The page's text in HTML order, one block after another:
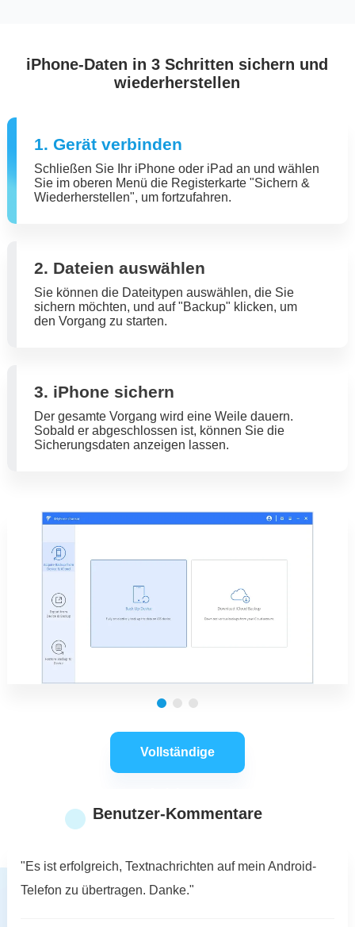
iPhone-Daten in 3 Schritten sichern und
wiederherstellen
1. Gerät verbinden
Schließen Sie Ihr iPhone oder iPad an und wählen
Sie im oberen Menü die Registerkarte "Sichern &
Wiederherstellen", um fortzufahren.
2. Dateien auswählen
Sie können die Dateitypen auswählen, die Sie
sichern möchten, und auf "Backup" klicken, um
den Vorgang zu starten.
3. iPhone sichern
Der gesamte Vorgang wird eine Weile dauern.
Sobald er abgeschlossen ist, können Sie die
Sicherungsdaten anzeigen lassen.
Vollständige
Benutzer-Kommentare
"Es ist erfolgreich, Textnachrichten auf mein Android-
Telefon zu übertragen. Danke."